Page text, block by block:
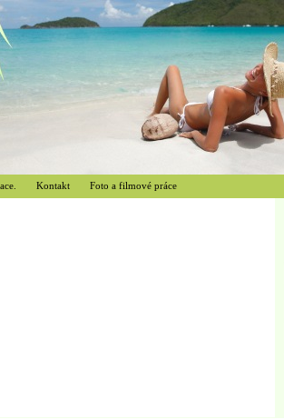
Kontakt Foto a filmové práce